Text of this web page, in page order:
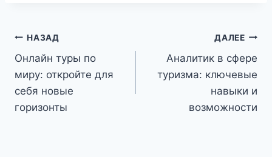
Навигация
по
записям
НАЗАД
Онлайн туры по
миру: откройте для
себя новые
горизонты
ДАЛЕЕ
Аналитик в сфере
туризма: ключевые
навыки и
возможности